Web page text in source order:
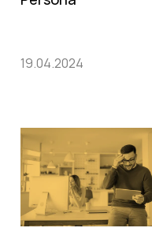
19.04.2024